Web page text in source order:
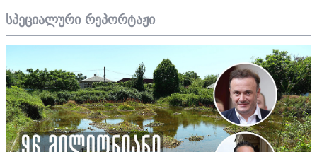
სპეციალური რეპორტაჟი